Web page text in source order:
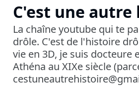
C'est une
La chaîne youtube qui te
drôle. C'est de l'histoire
vie en 3D, je suis
Athéna au XIXe siècle